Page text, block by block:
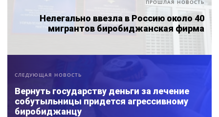
ПРОШЛАЯ НОВОСТЬ
Нелегально ввезла в Россию около 40
мигрантов биробиджанская фирма
СЛЕДУЮЩАЯ НОВОСТЬ
Вернуть государству деньги за лечение
собутыльницы придется агрессивному
биробиджанцу